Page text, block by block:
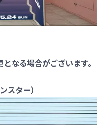
なる場合がございます。
スター）